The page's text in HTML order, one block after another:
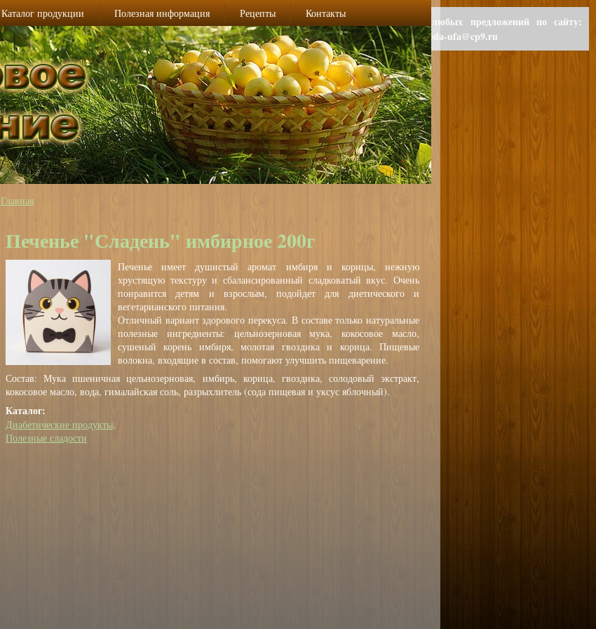
Каталог продукции Полезная информация Рецепты Контакты
Вы здесь
Главная
Печенье "Сладень" имбирное 200г
Печенье имеет душистый аромат имбиря и корицы, нежную
хрустящую текстуру и сбалансированный сладковатый вкус. Очень
понравится детям и взрослым, подойдет для диетического и
вегетарианского питания.
Отличный вариант здорового перекуса. В составе только натуральные
полезные ингредиенты: цельнозерновая мука, кокосовое масло,
сушеный корень имбиря, молотая гвоздика и корица. Пищевые
волокна, входящие в состав, помогают улучшить пищеварение.
Состав: Мука пшеничная цельнозерновая, имбирь, корица, гвоздика, солодовый экстракт,
кокосовое масло, вода, гималайская соль, разрыхлитель (сода пищевая и уксус яблочный).
Каталог:
Диабетические продукты
Полезные сладости
Для любых предложений по сайту:
polzaeda-ufa@cp9.ru